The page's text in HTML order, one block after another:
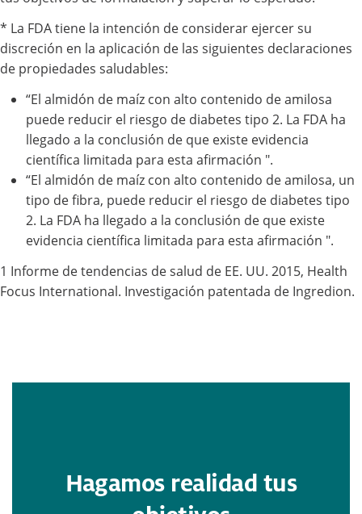
* La FDA tiene la intención de considerar ejercer su
discreción en la aplicación de las siguientes declaraciones
de propiedades saludables:
“El almidón de maíz con alto contenido de amilosa
puede reducir el riesgo de diabetes tipo 2. La FDA ha
llegado a la conclusión de que existe evidencia
científica limitada para esta afirmación ".
“El almidón de maíz con alto contenido de amilosa, un
tipo de fibra, puede reducir el riesgo de diabetes tipo
2. La FDA ha llegado a la conclusión de que existe
evidencia científica limitada para esta afirmación ".
1 Informe de tendencias de salud de EE. UU. 2015, Health
Focus International. Investigación patentada de Ingredion.
Hagamos realidad tus